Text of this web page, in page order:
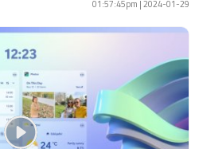
2024-01-29 | 01:57:45pm